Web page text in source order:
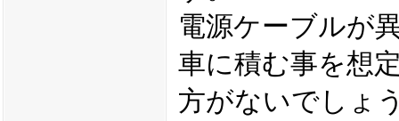
電源ケーブルが
車に積む事を想
方がないでしょ